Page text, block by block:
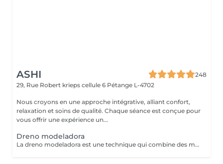
ASHI
248
29, Rue Robert krieps cellule 6 Pétange L-4702
Nous croyons en une approche intégrative, alliant confort,
relaxation et soins de qualité. Chaque séance est conçue pour
vous offrir une expérience un...
Dreno modeladora
La dreno modeladora est une technique qui combine des manuvres de drainage lymphatique avec des mouvements plus fermes et précis, aidant à réduire les gonflements, à améliorer la circulation et à procurer une sensation immédiate de légèreté. La méthode contribue également au modelage de la silhouette, laissant la peau avec un aspect plus uniforme.